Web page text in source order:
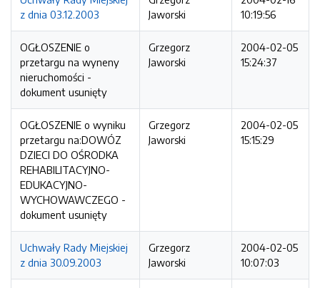
z dnia 03.12.2003
Jaworski
10:19:56
OGŁOSZENIE o
przetargu na wyneny
nieruchomości -
dokument usunięty
Grzegorz
Jaworski
2004-02-05
15:24:37
OGŁOSZENIE o wyniku
przetargu na:DOWÓZ
DZIECI DO OŚRODKA
REHABILITACYJNO-
EDUKACYJNO-
WYCHOWAWCZEGO -
dokument usunięty
Grzegorz
Jaworski
2004-02-05
15:15:29
Uchwały Rady Miejskiej
z dnia 30.09.2003
Grzegorz
Jaworski
2004-02-05
10:07:03